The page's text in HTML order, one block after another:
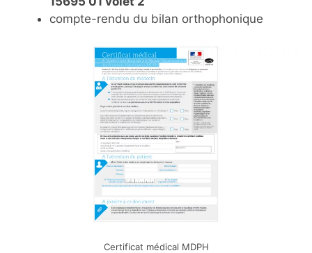
compte-rendu du bilan orthophonique
Certificat médical MDPH